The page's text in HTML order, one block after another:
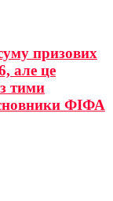
призових
але це
тими
ФІФА